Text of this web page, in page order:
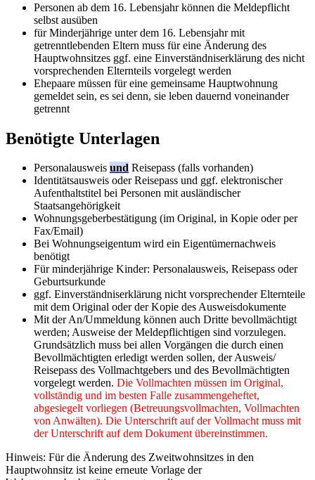
Personen ab dem 16. Lebensjahr können die Meldepflicht
selbst ausüben
für Minderjährige unter dem 16. Lebensjahr mit
getrenntlebenden Eltern muss für eine Änderung des
Hauptwohnsitzes ggf. eine Einverständniserklärung des nicht
vorsprechenden Elternteils vorgelegt werden
Ehepaare müssen für eine gemeinsame Hauptwohnung
gemeldet sein, es sei denn, sie leben dauernd voneinander
getrennt
Benötigte Unterlagen
Personalausweis und Reisepass (falls vorhanden)
Identitätsausweis oder Reisepass und ggf. elektronischer
Aufenthaltstitel bei Personen mit ausländischer
Staatsangehörigkeit
Wohnungsgeberbestätigung (im Original, in Kopie oder per
Fax/Email)
Bei Wohnungseigentum wird ein Eigentümernachweis
benötigt
Für minderjährige Kinder: Personalausweis, Reisepass oder
Geburtsurkunde
ggf. Einverständniserklärung nicht vorsprechender Elternteile
mit dem Original oder der Kopie des Ausweisdokumente
Mit der An/Ummeldung können auch Dritte bevollmächtigt
werden; Ausweise der Meldepflichtigen sind vorzulegen.
Grundsätzlich muss bei allen Vorgängen die durch einen
Bevollmächtigten erledigt werden sollen, der Ausweis/
Reisepass des Vollmachtgebers und des Bevollmächtigten
vorgelegt werden. Die Vollmachten müssen im Original,
vollständig und im besten Falle zusammengeheftet,
abgesiegelt vorliegen (Betreuungsvollmachten, Vollmachten
von Anwälten). Die Unterschrift auf der Vollmacht muss mit
der Unterschrift auf dem Dokument übereinstimmen.
Hinweis: Für die Änderung des Zweitwohnsitzes in den
Hauptwohnsitz ist keine erneute Vorlage der